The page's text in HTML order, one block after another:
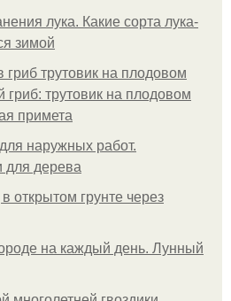
лука. Какие сорта лука-
зимой
гриб трутовик на плодовом
трутовик на плодовом
примета
наружных работ.
для дерева
открытом грунте через
на каждый день. Лунный